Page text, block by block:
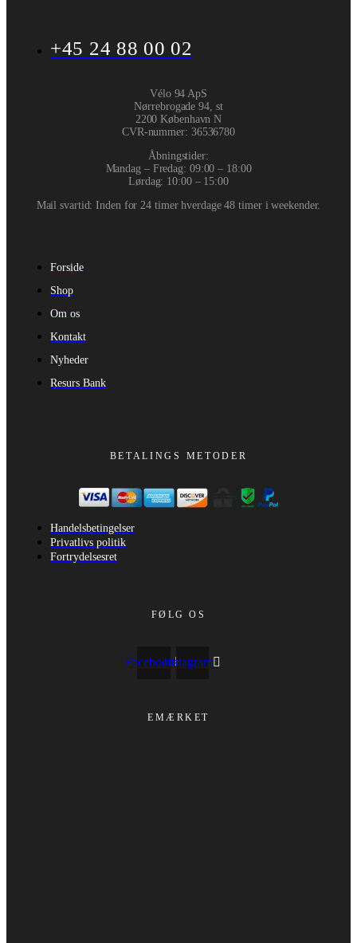
+45 24 88 00 02
Vélo 94 ApS
Nørrebrogade 94, st
2200 København N
CVR-nummer: 36536780
Åbningstider:
Mandag – Fredag: 09:00 – 18:00
Lørdag: 10:00 – 15:00
Mail svartid: Inden for 24 timer hverdage 48 timer i weekender.
Forside
Shop
Om os
Kontakt
Nyheder
Resurs Bank
BETALINGS METODER
Handelsbetingelser
Privatlivs politik
Fortrydelsesret
FØLG OS
FacebookInstagram
EMÆRKET